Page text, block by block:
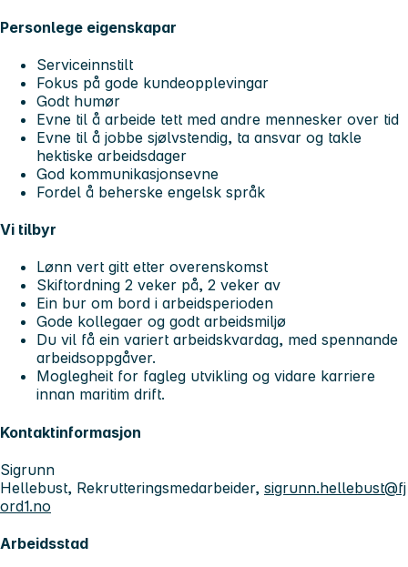
Personlege eigenskapar
Serviceinnstilt
Fokus på gode kundeopplevingar
Godt humør
Evne til å arbeide tett med andre mennesker over tid
Evne til å jobbe sjølvstendig, ta ansvar og takle
hektiske arbeidsdager
God kommunikasjonsevne
Fordel å beherske engelsk språk
Vi tilbyr
Lønn vert gitt etter overenskomst
Skiftordning 2 veker på, 2 veker av
Ein bur om bord i arbeidsperioden
Gode kollegaer og godt arbeidsmiljø
Du vil få ein variert arbeidskvardag, med spennande
arbeidsoppgåver.
Moglegheit for fagleg utvikling og vidare karriere
innan maritim drift.
Kontaktinformasjon
Sigrunn
Hellebust, Rekrutteringsmedarbeider, sigrunn.hellebust@fj
ord1.no
Arbeidsstad